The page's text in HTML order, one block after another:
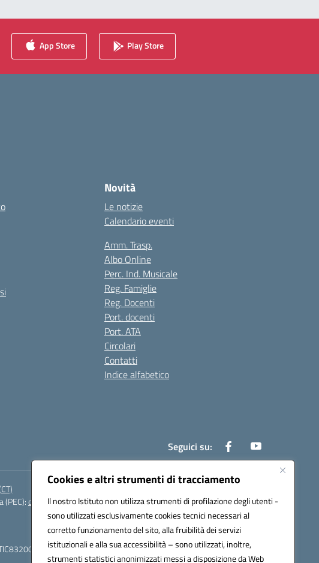
Cookies e altri strumenti di tracciamento
Il nostro Istituto non utilizza strumenti di profilazione degli utenti -
sono utilizzati esclusivamente cookies tecnici necessari al
corretto funzionamento del sito, alla fruibilità dei servizi
istituzionali e alla sua accessibilità – sono utilizzati, inoltre,
strumenti statistici anonimizzati messi a disposizione da Web
App Store Play Store
Novità
Le notizie
Calendario eventi
Amm. Trasp.
Albo Online
Perc. Ind. Musicale
Reg. Famiglie
Reg. Docenti
Port. docenti
Port. ATA
Circolari
Contatti
Indice alfabetico
Seguici su:
(PEC):ctic83200r@pec.istruzione.it